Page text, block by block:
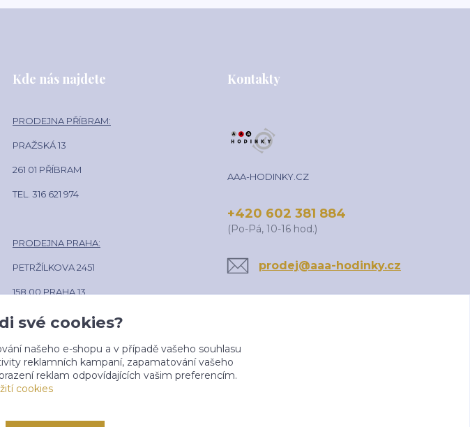
Kde nás najdete
PRODEJNA PŘÍBRAM:
PRAŽSKÁ 13
261 01 PŘÍBRAM
TEL. 316 621 974
PRODEJNA PRAHA:
PETRŽÍLKOVA 2451
158 00 PRAHA 13
POLIKLINIKA LÍPA CENTRUM
Kontakty
AAA-HODINKY.CZ
+420 602 381 884
(Po-Pá, 10-16 hod.)
prodej@aaa-hodinky.cz
své cookies?
našeho e-shopu a v případě vašeho souhlasu
reklamních kampaní, zapamatování vašeho
reklam odpovídajících vašim preferencím.
cookies